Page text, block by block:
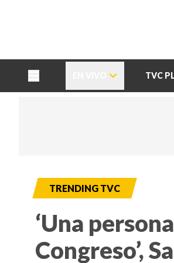
TVC
TRENDING TVC
‘Una
Congreso’,